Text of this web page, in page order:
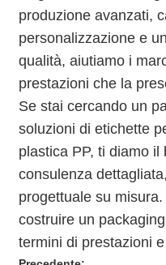
produzione avanzati,
personalizzazione e
qualità, aiutiamo i
prestazioni che la
Se stai cercando un
soluzioni di etichette
plastica PP, ti diamo il
consulenza
progettuale su
costruire un
termini di prestazioni